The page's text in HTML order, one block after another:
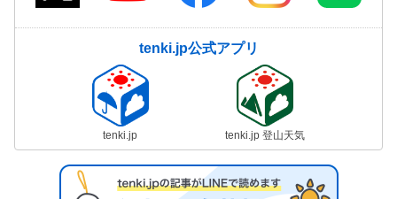
tenki.jp公式アプリ
tenki.jp tenki.jp 登山天気